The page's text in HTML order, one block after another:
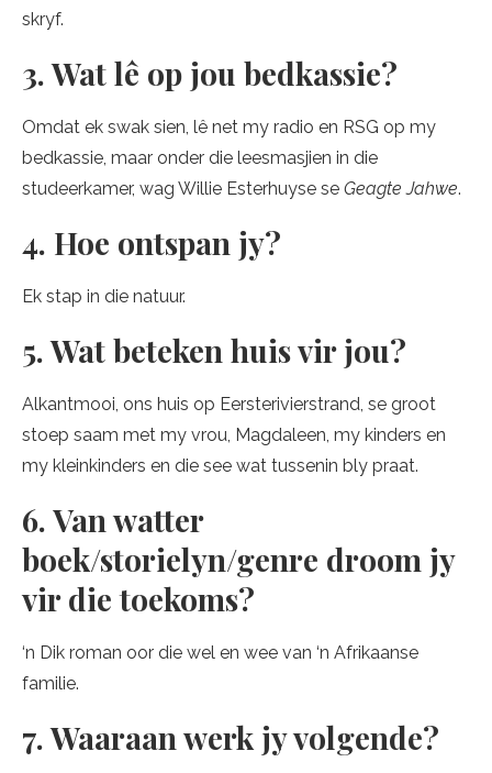
skryf.
3. Wat lê op jou bedkassie?
Omdat ek swak sien, lê net my radio en RSG op my
bedkassie, maar onder die leesmasjien in die
studeerkamer, wag Willie Esterhuyse se Geagte Jahwe.
4. Hoe ontspan jy?
Ek stap in die natuur.
5. Wat beteken huis vir jou?
Alkantmooi, ons huis op Eersterivierstrand, se groot
stoep saam met my vrou, Magdaleen, my kinders en
my kleinkinders en die see wat tussenin bly praat.
6. Van watter
boek/storielyn/genre droom jy
vir die toekoms?
‘n Dik roman oor die wel en wee van ‘n Afrikaanse
familie.
7. Waaraan werk jy volgende?